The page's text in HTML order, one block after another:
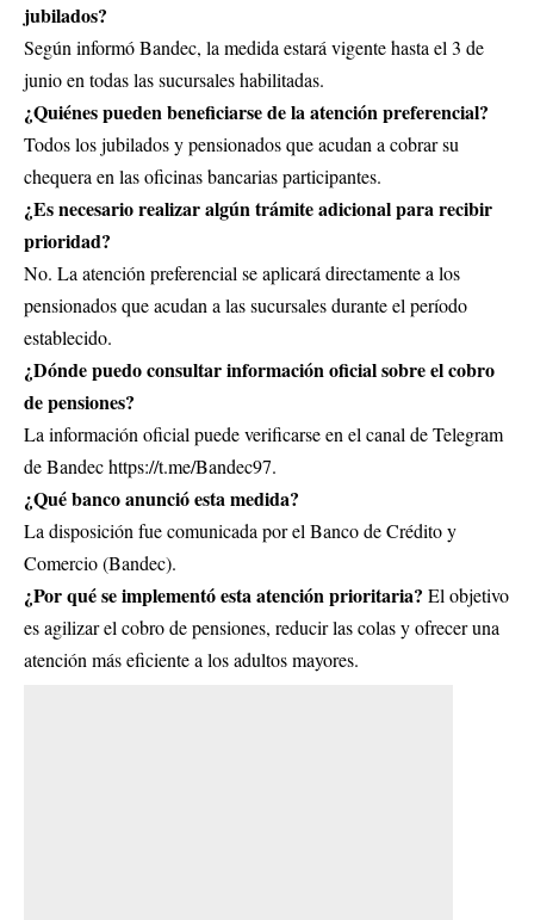
jubilados?
Según informóBandec, la medida estará vigente hasta el 3 de
junio en todas las sucursales habilitadas.
¿Quiénes pueden beneficiarse de la atención preferencial?
Todos los jubilados y pensionados que acudan a cobrar su
chequera en las oficinas bancarias participantes.
¿Es necesario realizar algún trámite adicional para recibir
prioridad?
No. La atención preferencial se aplicará directamente a los
pensionados que acudan a las sucursales durante el período
establecido.
¿Dónde puedo consultar información oficial sobre el cobro
de pensiones?
La información oficial puede verificarse en el canal de Telegram
de Bandec https://t.me/Bandec97.
¿Qué banco anunció esta medida?
La disposición fue comunicada por el Banco de Crédito y
Comercio (Bandec).
¿Por qué se implementó esta atención prioritaria? El objetivo
es agilizar el cobro de pensiones, reducir las colas y ofrecer una
atención más eficiente a los adultos mayores.